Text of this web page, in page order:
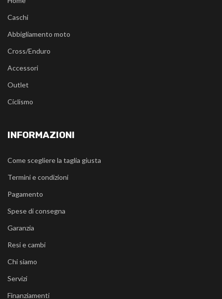
Caschi
Abbigliamento moto
Cross/Enduro
Accessori
Outlet
Ciclismo
INFORMAZIONI
Come scegliere la taglia giusta
Termini e condizioni
Pagamento
Spese di consegna
Garanzia
Resi e cambi
Chi siamo
Servizi
Finanziamenti